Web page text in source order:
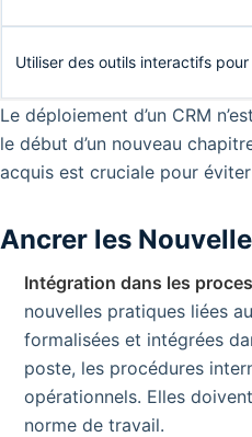
Utiliser des outils interactifs
Le déploiement d’un CRM
le début d’un nouveau
acquis est cruciale pour éviter
Ancrer les
Intégration dans les
nouvelles pratiques liées
formalisées et intégrées
poste, les procédures
opérationnels. Elles
norme de travail.